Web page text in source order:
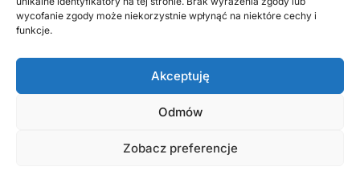
wycofanie zgody może niekorzystnie wpłynąć na niektóre cechy i
funkcje.
Akceptuję
Odmów
Zobacz preferencje
MARCZYKOWSKI Jan (1911 – 1943), więzień
niemieckich obozów koncentracyjnych
GAJ Stanisław (1900 – 1920), żołnierz wojny 1920 r.
OLSZEWSKI Feliks Antoni (1892-1920), żandarm
Pamiętnik burmistrza miasta Przedborza Konstantego